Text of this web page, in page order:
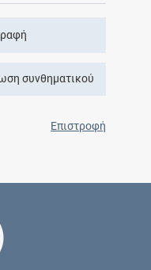
συνθηματικού
Επιστροφή